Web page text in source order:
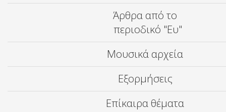
Άρθρα από το
περιοδικό "Ευ"
Μουσικά αρχεία
Εξορμήσεις
Επίκαιρα θέματα